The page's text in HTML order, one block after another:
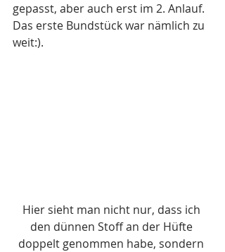
gepasst, aber auch erst im 2. Anlauf.
Das erste Bundstück war nämlich zu
weit:).
Hier sieht man nicht nur, dass ich
den dünnen Stoff an der Hüfte
doppelt genommen habe, sondern